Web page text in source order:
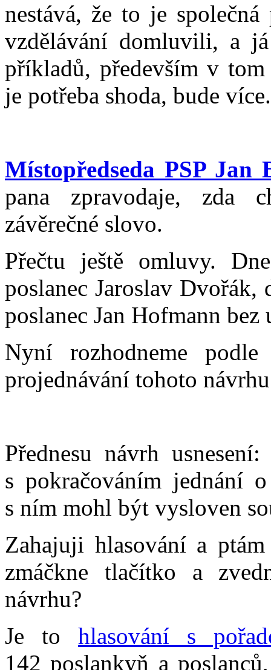
nestává, že to je
vzdělávání domluvili, a
příkladů, především v
je potřeba shoda, bude
Místopředseda PSP Jan
pana zpravodaje, zda
závěrečné slovo.
Přečtu ještě omluvy.
poslanec Jaroslav
poslanec Jan Hofmann
Nyní rozhodneme
projednávání tohoto
Přednesu návrh
s pokračováním jednání
s ním mohl být vysloven
Zahajuji hlasování a
zmáčkne tlačítko a
návrhu?
Je to hlasování s
142 poslankyň a